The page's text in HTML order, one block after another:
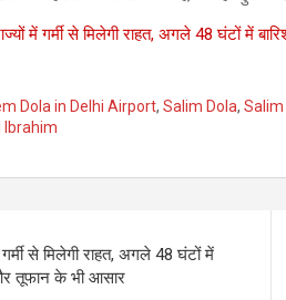
में गर्मी से मिलेगी राहत, अगले 48 घंटों में
Dola in Delhi Airport, Salim Dola, Salim
Ibrahim
से मिलेगी राहत, अगले 48 घंटों में
तूफान के भी आसार